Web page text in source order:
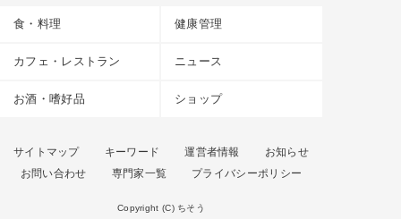
食・料理 健康管理
カフェ・レストラン ニュース
お酒・嗜好品 ショップ
サイトマップ キーワード 運営者情報
お知らせ
お問い合わせ
専門家一覧 プライバシーポリシー
Copyright (C) ちそう